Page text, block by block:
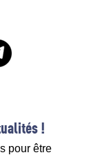
!
pour être